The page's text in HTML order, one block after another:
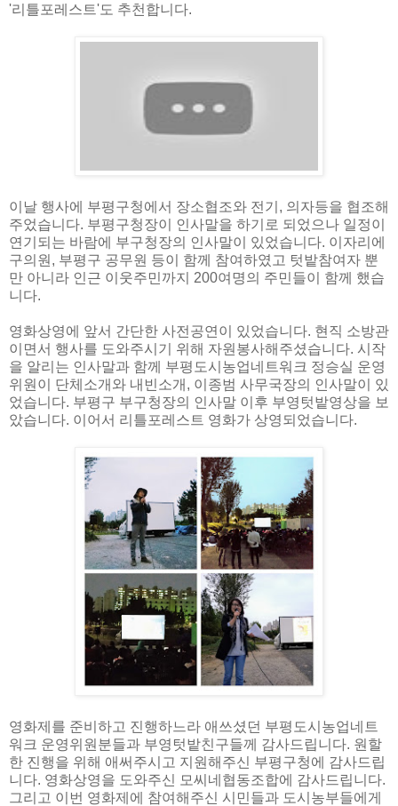
'리틀포레스트'도 추천합니다.
이날 행사에 부평구청에서 장소협조와 전기, 의자등을 협조해
주었습니다. 부평구청장이 인사말을 하기로 되었으나 일정이
연기되는 바람에 부구청장의 인사말이 있었습니다. 이자리에
구의원, 부평구 공무원 등이 함께 참여하였고 텃밭참여자 뿐
만 아니라 인근 이웃주민까지 200여명의 주민들이 함께 했습
니다.
영화상영에 앞서 간단한 사전공연이 있었습니다. 현직 소방관
이면서 행사를 도와주시기 위해 자원봉사해주셨습니다. 시작
을 알리는 인사말과 함께 부평도시농업네트워크 정승실 운영
위원이 단체소개와 내빈소개, 이종범 사무국장의 인사말이 있
었습니다. 부평구 부구청장의 인사말 이후 부영텃밭영상을 보
았습니다. 이어서 리틀포레스트 영화가 상영되었습니다.
영화제를 준비하고 진행하느라 애쓰셨던 부평도시농업네트
워크 운영위원분들과 부영텃밭친구들께 감사드립니다. 원할
한 진행을 위해 애써주시고 지원해주신 부평구청에 감사드립
니다. 영화상영을 도와주신 모씨네협동조합에 감사드립니다.
그리고 이번 영화제에 참여해주신 시민들과 도시농부들에게